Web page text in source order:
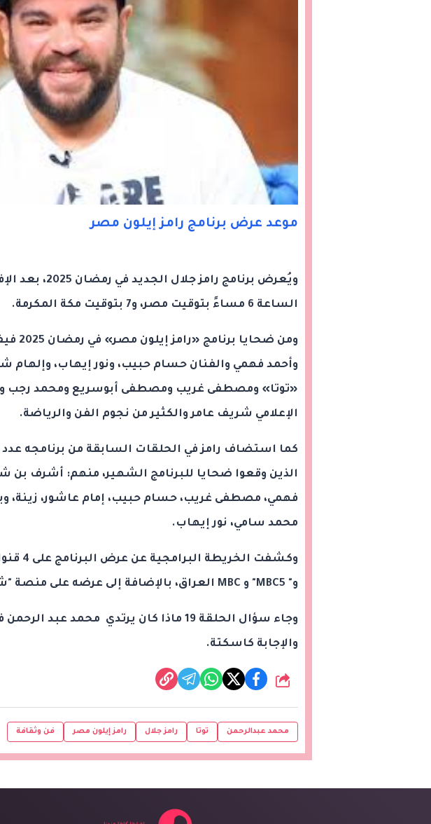
موعد عرض برنامج رامز إيلون مصر
ويُعرض برنامج رامز
الساعة 6 مساءً بتوقيت مصر، و7 بتوقيت مكة المكرمة.
ومن
وأحمد فهمي والفنان حسام حبيب، ونور إيهاب، وإلهام
«توتا» ومصطفى غريب ومصطفى أبوسريع ومحمد رجب
الإعلامي شريف عامر والكثير من نجوم الفن والرياضة.
كما استضاف رامز في الحلقات السابقة من برنامجه عدد
الذين وقعوا ضحايا للبرنامج الشهير، منهم: أشرف بن
فهمي، مصطفى غريب، حسام حبيب، إمام عاشور، زينة،
محمد سامي، نور إيهاب.
و" MBC5" و MBC العراق، بالإضافة إلى عرضه على منصة "شاهد".
وجاء سؤال الحلقة 19 ماذا كان يرتدي محمد عبد الرحمن فوق رأسه؟
والإجابة كاسكتة.
شارك
محمد عبدالرحمن توتا رامز جلال رامز إيلون مصر فن وثقافة